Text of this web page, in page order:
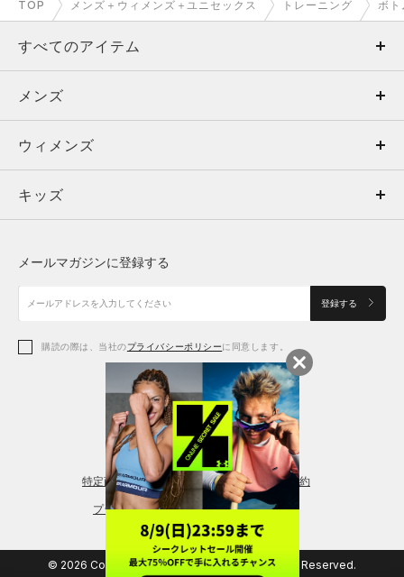
TOP メンズ＋ウィメンズ＋ユニセックス トレーニング ボト
すべてのアイテム
メンズ
ウィメンズ
キッズ
アクセサリー
メンズ
トップス
ボトムス
アクセサリー
ウィメンズ
トップス
シューズ
アクセサリー
レギンス＆タイツ
キッズ
シューズ
メールマガジンに登録する
登録する
購読の際は、当社のプライバシーポリシーに同意します。
特定商取引法に基づく通販の表記 会員規約
プライバシーポリシー
© 2026 Copyright DOME Corporation. All Rights Reserved.